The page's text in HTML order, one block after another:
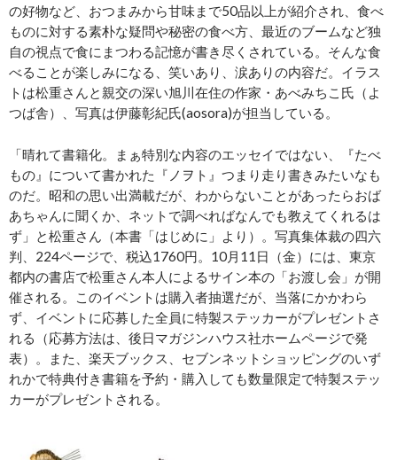
の好物など、おつまみから甘味まで50品以上が紹介され、食べ
ものに対する素朴な疑問や秘密の食べ方、最近のブームなど独
自の視点で食にまつわる記憶が書き尽くされている。そんな食
べることが楽しみになる、笑いあり、涙ありの内容だ。イラス
トは松重さんと親交の深い旭川在住の作家・あべみちこ氏（よ
つば舎）、写真は伊藤彰紀氏(aosora)が担当している。
「晴れて書籍化。まぁ特別な内容のエッセイではない、『たべ
もの』について書かれた『ノヲト』つまり走り書きみたいなも
のだ。昭和の思い出満載だが、わからないことがあったらおば
あちゃんに聞くか、ネットで調べればなんでも教えてくれるは
ず」と松重さん（本書「はじめに」より）。写真集体裁の四六
判、224ページで、税込1760円。10月11日（金）には、東京
都内の書店で松重さん本人によるサイン本の「お渡し会」が開
催される。このイベントは購入者抽選だが、当落にかかわら
ず、イベントに応募した全員に特製ステッカーがプレゼントさ
れる（応募方法は、後日マガジンハウス社ホームページで発
表）。また、楽天ブックス、セブンネットショッピングのいず
れかで特典付き書籍を予約・購入しても数量限定で特製ステッ
カーがプレゼントされる。